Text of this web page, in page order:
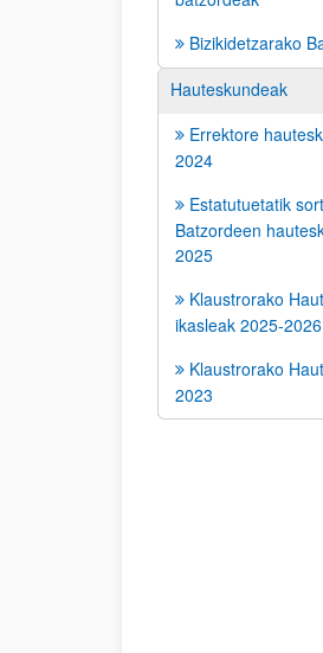
Bizikidetzarako
Hauteskundeak
Errektore
2024
Estatutuetatik
Batzordeen
2025
Klaustrorako
ikasleak 2025-2026
Klaustrorako
2023